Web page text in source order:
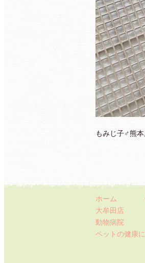
もみじ子♂熊本
ホーム
大牟田店
動物病院
ペットの健康